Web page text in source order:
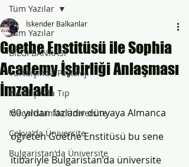
Tüm Yazılar
BİLGİ BANKASI
Yurtdışında Psikoloji
Yurtdışında Tıp
Macaristan'da Üniversite
Çekya'da Üniversite
Bulgaristan'da Üniversite
Tüm Yazılar
Goethe Enstitüsü ile Sophia
Academy İşbirliği Anlaşması
İmzaladı
İskender Balkanlar
60 yıldan fazladır dünyaya Almanca
öğreten Goethe Enstitüsü bu sene
itibariyle Bulgaristan’da üniversite